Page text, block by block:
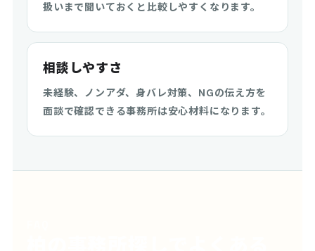
扱いまで聞いておくと比較しやすくなります。
相談しやすさ
未経験、ノンアダ、身バレ対策、NGの伝え方を
面談で確認できる事務所は安心材料になります。